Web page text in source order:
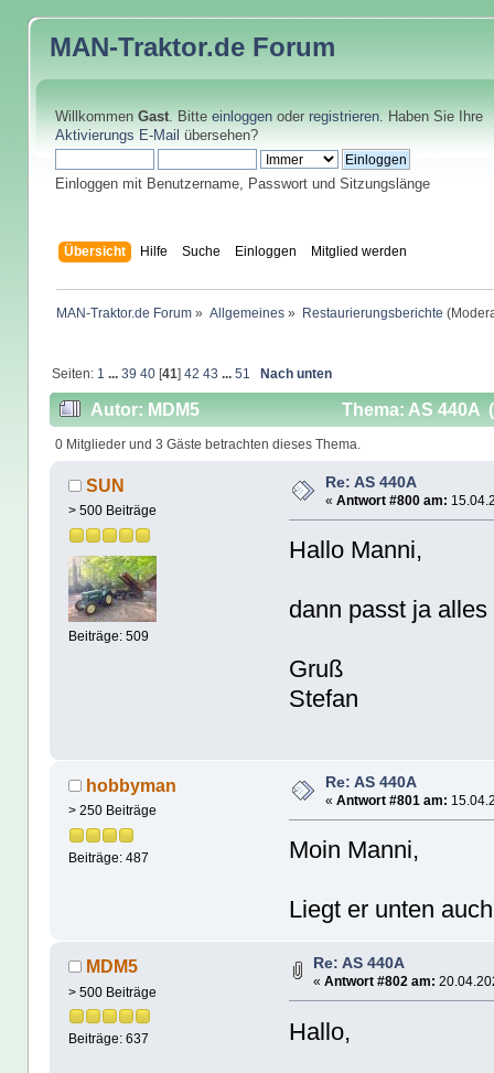
MAN-Traktor.de Forum
Willkommen Gast. Bitte einloggenoder registrieren. Haben Sie Ihre
Aktivierungs E-Mail übersehen?
Einloggen mit Benutzername, Passwort und Sitzungslänge
Übersicht Hilfe Suche Einloggen Mitglied werden
MAN-Traktor.de Forum » Allgemeines » Restaurierungsberichte
Seiten: 1 ... 39 40[41] 42 43 ... 51 Nach unten
Autor: MDM5 Thema: AS 440A
0 Mitglieder und 3 Gäste betrachten dieses Thema.
SUN
> 500 Beiträge
Beiträge: 509
Re: AS 440A
« Antwort #800 am:
Hallo Manni,
dann passt ja
Gruß
Stefan
hobbyman
> 250 Beiträge
Beiträge: 487
Re: AS 440A
« Antwort #801 am:
Moin Manni,
Liegt er unten
MDM5
> 500 Beiträge
Beiträge: 637
Re: AS 440A
« Antwort #802 am:
Hallo,